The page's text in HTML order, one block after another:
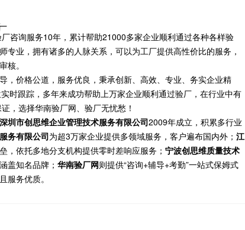
询服务10年，累计帮助21000多家企业顺利通过各种各样验
业，拥有诸多的人脉关系，可以为工厂提供高性价比的服务，
核。
，价格公道，服务优良，秉承创新、高效、专业、务实企业精
时跟踪，多年来成功帮助上万家企业顺利通过验厂，在行业中有
，选择华南验厂网、验厂无忧愁！
深圳市创思维企业管理技术服务有限公司2009年成立，积累多行业
务有限公司为超3万家企业提供多领域服务，客户遍布国内外； 江
，依托多地分支机构提供零时差响应服务； 宁波创思维质量技术
盖知名品牌； 华南验厂网则提供“咨询+辅导+考勤”一站式保姆式
服务优质。